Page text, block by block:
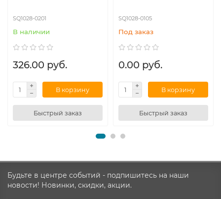
SQ1028-0201
В наличии
326.00 руб.
В корзину
Быстрый заказ
SQ1028-0105
Под заказ
0.00 руб.
В корзину
Быстрый заказ
Будьте в центре событий - подпишитесь на наши
новости! Новинки, скидки, акции.